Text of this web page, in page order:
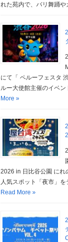
れた苑内で、バリ舞踊
にて「 ペルーフェスタ
ルー大使館主催のイベ
More »
2026 in 日比谷公園 にれ
人気スポット「夜市」
Read More »